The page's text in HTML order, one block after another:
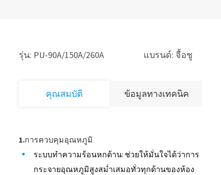
รุ่น: PU-90A/150A/260A แบรนด์: จื้อชู
คุณสมบัติ ข้อมูลทางเทคนิค
1.การควบคุมอุณหภูมิ
ระบบทำความร้อนหกด้าน: ช่วยให้มั่นใจได้ว่าการ
กระจายอุณหภูมิสูงสม่ำเสมอทั่วทุกด้านของห้อง